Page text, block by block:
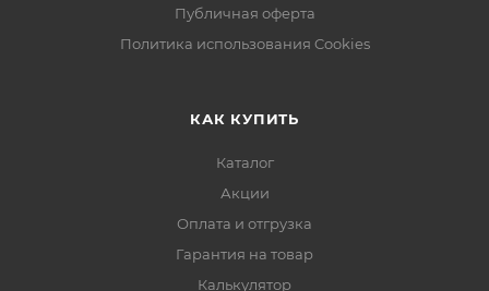
Публичная оферта
Политика использования Cookies
КАК КУПИТЬ
Каталог
Акции
Оплата и отгрузка
Гарантия на товар
Калькулятор